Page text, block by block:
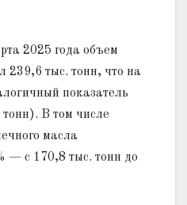
2025 года объем
239,6 тыс. тонн, что на
показатель
В том числе
масла
— с 170,8 тыс. тонн до